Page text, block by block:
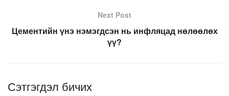
Next Post
Цементийн үнэ нэмэгдсэн нь инфляцад нөлөөлөх
үү?
Сэтгэгдэл бичих